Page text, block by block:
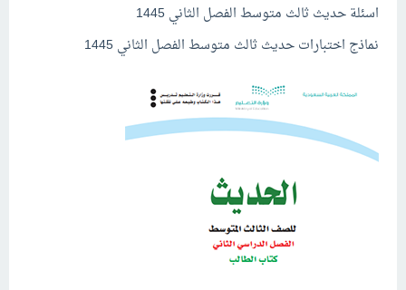
اسئلة حديث ثالث متوسط الفصل الثاني 1445
نماذج اختبارات حديث ثالث متوسط الفصل الثاني 1445